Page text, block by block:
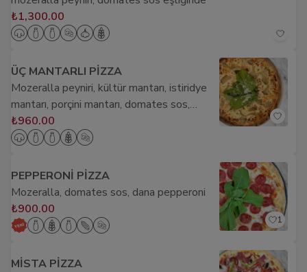
₺1,300.00
ÜÇ MANTARLI PİZZA
Mozeralla peyniri, kültür mantarı, istiridye
mantarı, porçini mantarı, domates sos,
fesleğen
₺960.00
PEPPERONİ PİZZA
Mozeralla, domates sos, dana pepperoni
₺900.00
1
MİSTA PİZZA